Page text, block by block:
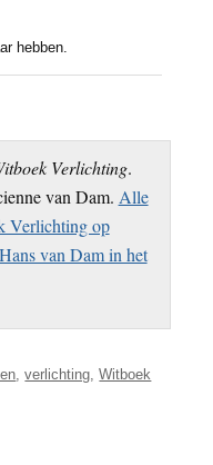
hebben.
Verlichting.
van Dam. Alle
Verlichting op
van Dam in het
,verlichting,Witboek